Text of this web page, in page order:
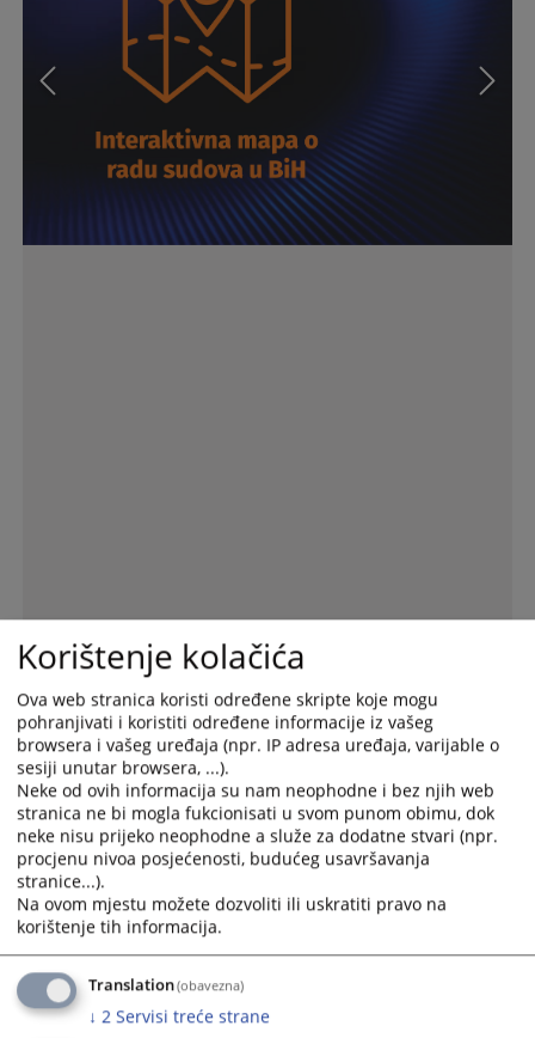
Baza disciplinskih odluka
Интерактивна мапа о
раду судови у БиХ
Online приступ судским
предметима
Вијести из правосуђа
Ставови судске праксе Босне и Херцеговине
Korištenje kolačića
Ova web stranica koristi određene skripte koje mogu
pohranjivati i koristiti određene informacije iz vašeg
browsera i vašeg uređaja (npr. IP adresa uređaja, varijable o
sesiji unutar browsera, ...).
Neke od ovih informacija su nam neophodne i bez njih web
stranica ne bi mogla fukcionisati u svom punom obimu, dok
neke nisu prijeko neophodne a služe za dodatne stvari (npr.
procjenu nivoa posjećenosti, budućeg usavršavanja
stranice...).
Na ovom mjestu možete dozvoliti ili uskratiti pravo na
korištenje tih informacija.
Translation(obavezna)
↓ 2 Servisi treće strane